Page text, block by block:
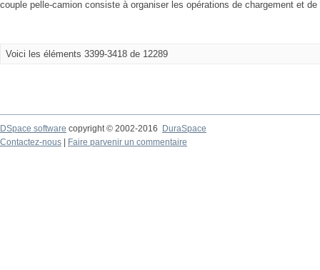
couple pelle-camion consiste à organiser les opérations de chargement et
Voici les éléments 3399-3418 de 12289
DSpace software copyright © 2002-2016
DuraSpace
Contactez-nous
Faire parvenir un commentaire